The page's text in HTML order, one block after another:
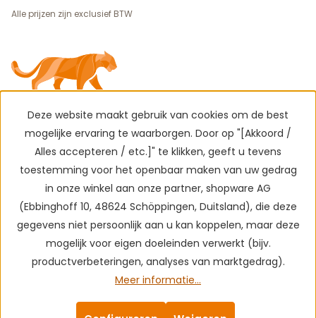
Alle prijzen zijn exclusief BTW
Deze website maakt gebruik van cookies om de best
mogelijke ervaring te waarborgen. Door op "[Akkoord /
Alles accepteren / etc.]" te klikken, geeft u tevens
toestemming voor het openbaar maken van uw gedrag
in onze winkel aan onze partner, shopware AG
(Ebbinghoff 10, 48624 Schöppingen, Duitsland), die deze
gegevens niet persoonlijk aan u kan koppelen, maar deze
mogelijk voor eigen doeleinden verwerkt (bijv.
productverbeteringen, analyses van marktgedrag).
Meer informatie...